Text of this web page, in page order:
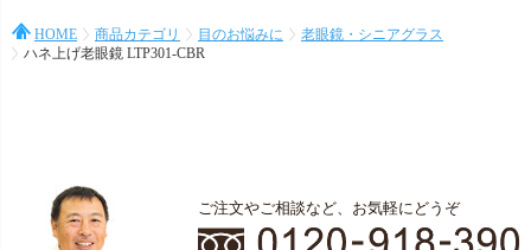
HOME 商品カテゴリ 目のお悩みに
老眼鏡・シニアグラス
ハネ上げ老眼鏡 LTP301-CBR
ご注文やご相談など、お気軽にどうぞ